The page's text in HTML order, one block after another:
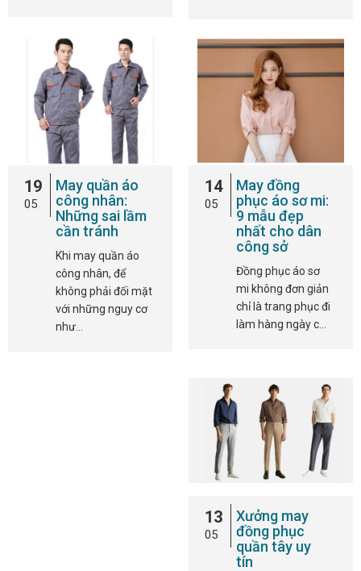
19
05
May quần áo
công nhân:
Những sai lầm
cần tránh
Khi may quần áo
công nhân, để
không phải đối mặt
với những nguy cơ
như…
14
05
May đồng
phục áo sơ mi:
9 mẫu đẹp
nhất cho dân
công sở
Đồng phục áo sơ
mi không đơn giản
chỉ là trang phục đi
làm hàng ngày c…
13
05
Xưởng may
đồng phục
quần tây uy
tín